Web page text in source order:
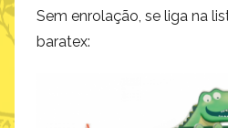
Sem enrolação, se liga na
baratex: